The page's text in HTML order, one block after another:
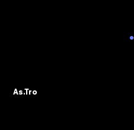
sospensione
As.Tro